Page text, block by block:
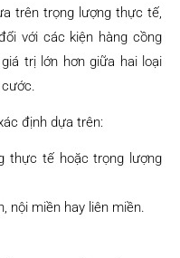
trên trọng lượng thực tế,
với các kiện hàng cồng
trị lớn hơn giữa hai loại
định dựa trên:
thực tế hoặc trọng lượng
nội miền hay liên miền.